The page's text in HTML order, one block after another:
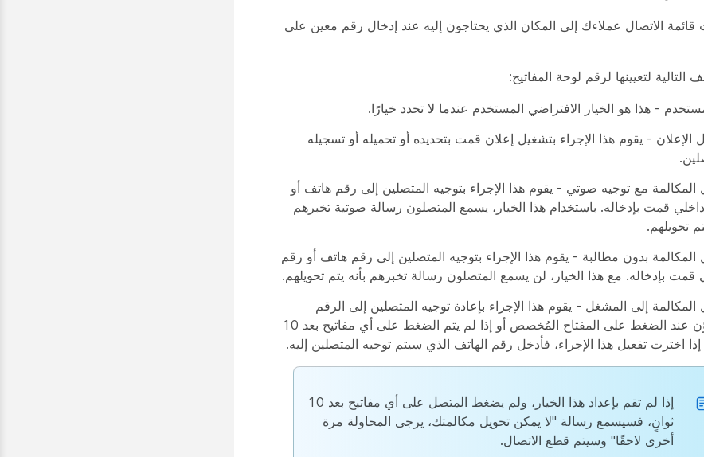
قائمة الاتصال عملاءك إلى المكان الذي يحتاجون إليه عند إدخال رقم معين على
التالية لتعيينها لرقم لوحة المفاتيح:
- هذا هو الخيار الافتراضي المستخدم عندما لا تحدد خيارًا.
الإعلان - يقوم هذا الإجراء بتشغيل إعلان قمت بتحديده أو تحميله أو تسجيله
المكالمة مع توجيه صوتي - يقوم هذا الإجراء بتوجيه المتصلين إلى رقم هاتف أو
قمت بإدخاله. باستخدام هذا الخيار، يسمع المتصلون رسالة صوتية تخبرهم
تحويلهم.
المكالمة بدون مطالبة - يقوم هذا الإجراء بتوجيه المتصلين إلى رقم هاتف أو رقم
قمت بإدخاله. مع هذا الخيار، لن يسمع المتصلون رسالة تخبرهم بأنه يتم تحويلهم.
المكالمة إلى المشغل - يقوم هذا الإجراء بإعادة توجيه المتصلين إلى الرقم
المُكوّن عند الضغط على المفتاح المُخصص أو إذا لم يتم الضغط على أي مفاتيح بعد 10
إذا اخترت تفعيل هذا الإجراء، فأدخل رقم الهاتف الذي سيتم توجيه المتصلين إليه.
إذا لم تقم بإعداد هذا الخيار، ولم يضغط المتصل على أي مفاتيح بعد 10
ثوانٍ، فسيسمع رسالة "لا يمكن تحويل مكالمتك، يرجى المحاولة مرة
أخرى لاحقًا" وسيتم قطع الاتصال.